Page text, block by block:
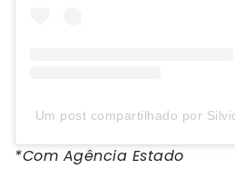
Um post compartilhado por
*Com Agência Estado